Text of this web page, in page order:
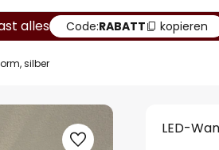
alles Code:RABATT kopieren
silber
LED-